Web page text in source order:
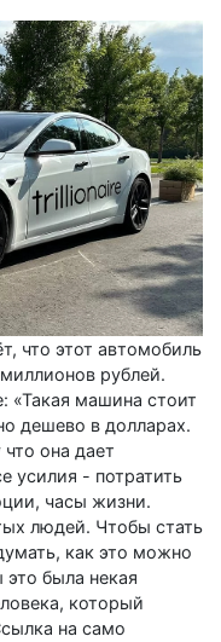
что этот автомобиль
рублей.
«Такая машина стоит
дешево в долларах.
она дает
усилия - потратить
часы жизни.
людей. Чтобы стать
как это можно
была некая
который
на само